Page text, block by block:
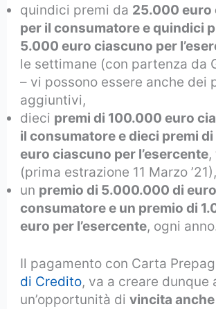
quindici premi da 25.000 euro
per il consumatore e quindici
5.000 euro ciascuno per
le settimane (con partenza da
– vi possono essere anche dei
aggiuntivi,
dieci premi di 100.000 euro
il consumatore e dieci premi
euro ciascuno per l’esercente
(prima estrazione 11 Marzo ’21),
un premio di 5.000.000 di
consumatore e un premio di
euro per l’esercente, ogni
Il pagamento con Carta
di Credito, va a creare dunque
un’opportunità divincita